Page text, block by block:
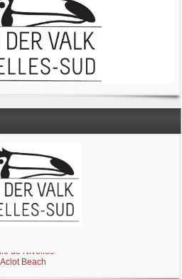
Aclot Beach